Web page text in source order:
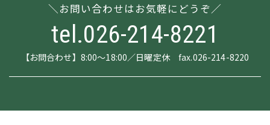
お問い合わせはお気軽にどうぞ
tel.026-214-8221
【お問合わせ】8:00～18:00／日曜定休 fax.026-214-8220